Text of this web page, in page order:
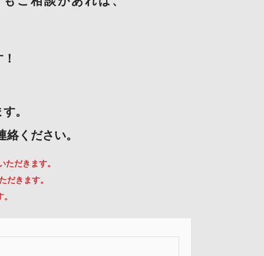
。
ください。
だきます。
きます。